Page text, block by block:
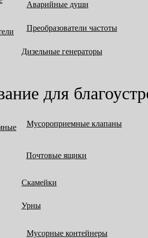
Аварийные души
Преобразователи частоты
Дизельные генераторы
для
Мусороприемные клапаны
Почтовые ящики
Скамейки
Урны
Мусорные контейнеры